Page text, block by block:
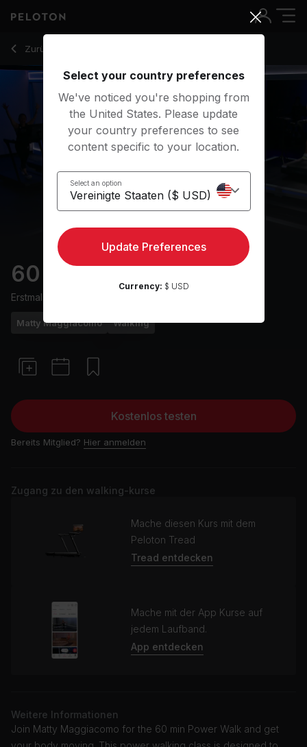
Zurück zu Walking-Kurse
Zurück
60 min Power Walk
Erstmals ausgestrahlt am
Matty Maggiacomo Walking
Kostenlos testen
Bereits Mitglied? Hier anmelden
Zugang zu den walking-kurse
Mache diesen Kurs mit dem
Peloton Tread
Tread entdecken
Mache mit der App Kurse auf
jedem Laufband.
App entdecken
Weitere Informationen
Join Matty Maggiacomo for the 60 min Power Walk and get
60 Min Power Walk with Uphill Intervals & Drills - Matty
Select your country preferences
We've noticed you're shopping from
the United States. Please update
your country preferences to see
content specific to your location.
Select an option
Update Preferences
Currency: $ USD